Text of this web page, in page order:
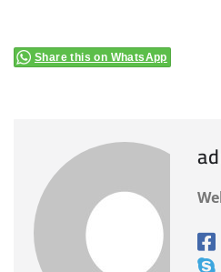
Share this on WhatsApp